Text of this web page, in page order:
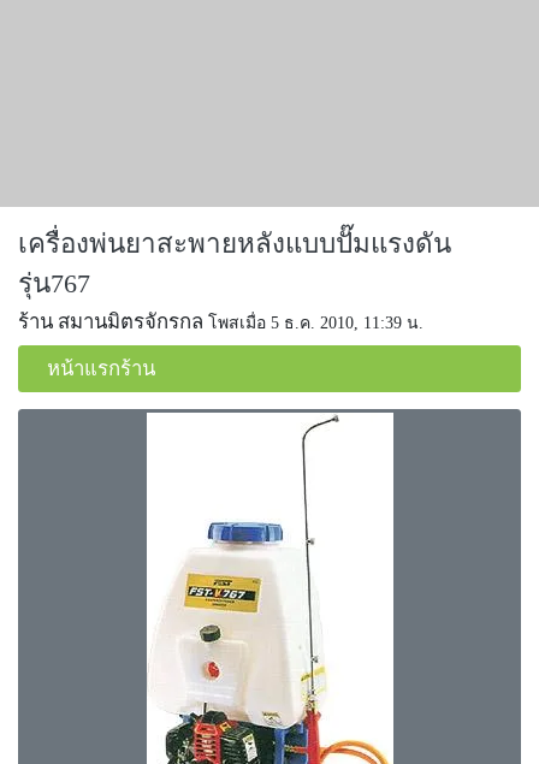
เครื่องพ่นยาสะพายหลังแบบปั๊มแรงดัน
รุ่น767
ร้าน สมานมิตรจักรกล โพสเมื่อ 5 ธ.ค. 2010, 11:39 น.
หน้าแรกร้าน